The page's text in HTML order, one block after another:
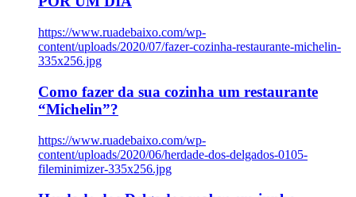
https://www.ruadebaixo.com/wp-
content/uploads/2020/07/fazer-cozinha-restaurante-michelin-
335x256.jpg
Como fazer da sua cozinha um restaurante
“Michelin”?
https://www.ruadebaixo.com/wp-
content/uploads/2020/06/herdade-dos-delgados-0105-
fileminimizer-335x256.jpg